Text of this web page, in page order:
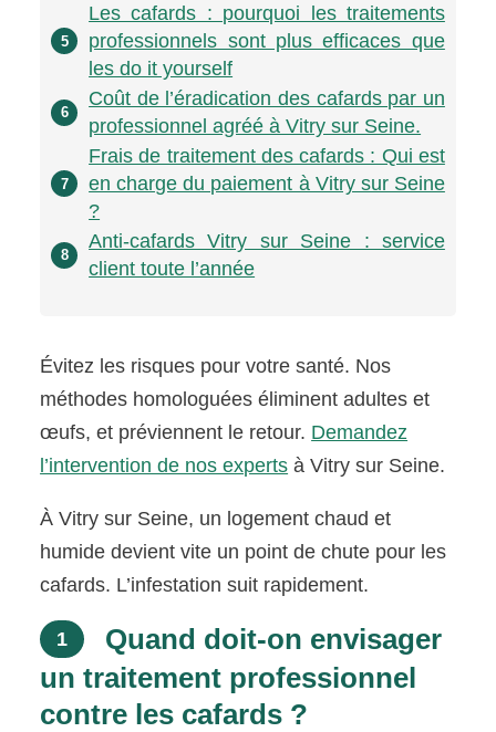
5
Les cafards : pourquoi les traitements
professionnels sont plus efficaces que
les do it yourself
6
Coût de l’éradication des cafards par un
professionnel agréé à Vitry sur Seine.
7
Frais de traitement des cafards : Qui est
en charge du paiement à Vitry sur Seine
?
8
Anti-cafards Vitry sur Seine : service
client toute l’année
Évitez les risques pour votre santé. Nos
méthodes homologuées éliminent adultes et
œufs, et préviennent le retour. Demandez
l’intervention de nos experts à Vitry sur Seine.
À Vitry sur Seine, un logement chaud et
humide devient vite un point de chute pour les
cafards. L’infestation suit rapidement.
1
Quand doit-on envisager
un traitement professionnel
contre les cafards ?